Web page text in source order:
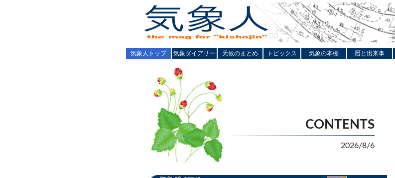
気象人トップ 気象ダイアリー 天候のまとめ トピックス 気象の本棚 暦と出来事
CONTENTS
2026/8/6